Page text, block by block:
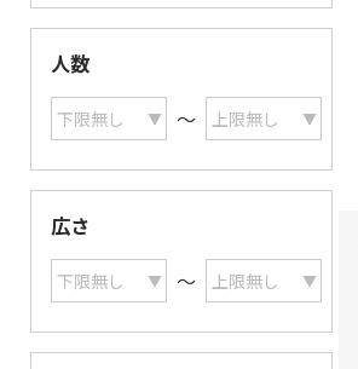
人数
〜
広さ
〜